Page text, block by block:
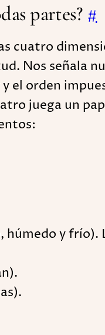
partes? #
cuatro
Nos señala
el orden
juega un
húmedo y